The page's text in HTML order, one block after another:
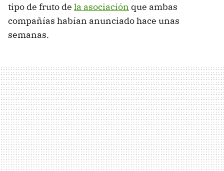
tipo de fruto de la asociación que ambas
compañías habían anunciado hace unas
semanas.